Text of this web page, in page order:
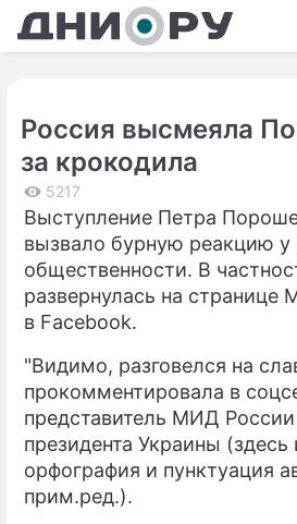
Россия высмеяла
за крокодила
5217
Выступление Петра
вызвало бурную реакцию у
общественности. В
развернулась на странице
в Facebook.
"Видимо, разговелся на
прокомментировала в
представитель МИД
президента Украины (здесь
орфография и пунктуация
прим.ред.).